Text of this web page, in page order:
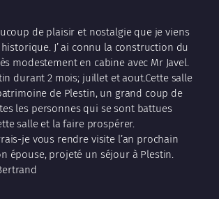
de plaisir et nostalgie que je viens
J’ ai connu la construction du
modestement en cabine avec Mr Javel.
durant 2 mois; juillet et aout.Cette salle
de Plestin, un grand coup de
les personnes qui se sont battues
salle et la faire prospérer.
je vous rendre visite l’an prochain
épouse, projeté un séjour à Plestin.